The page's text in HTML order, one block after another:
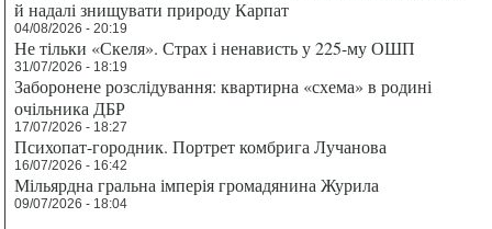
й надалі знищувати природу Карпат
04/08/2026 - 20:19
Не тільки «Скеля». Страх і ненависть у 225-му ОШП
31/07/2026 - 18:19
Заборонене розслідування: квартирна «схема» в родині
очільника ДБР
17/07/2026 - 18:27
Психопат-городник. Портрет комбрига Лучанова
16/07/2026 - 16:42
Мільярдна гральна імперія громадянина Журила
09/07/2026 - 18:04